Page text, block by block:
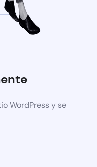
WordPress y se